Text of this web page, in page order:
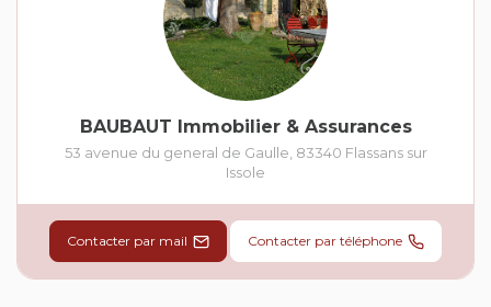
BAUBAUT Immobilier & Assurances
53 avenue du general de Gaulle 83340 Flassans sur
Issole
Contacter par mail Contacter par téléphone